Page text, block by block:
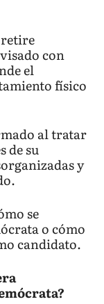
retire
con
el
físico
al tratar
de su
y
se
o cómo
candidato.